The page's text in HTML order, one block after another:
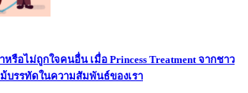
หรือไม่ถูกใจคนอื่น เมื่อ Princess Treatment จากชาว
บรรทัดในความสัมพันธ์ของเรา